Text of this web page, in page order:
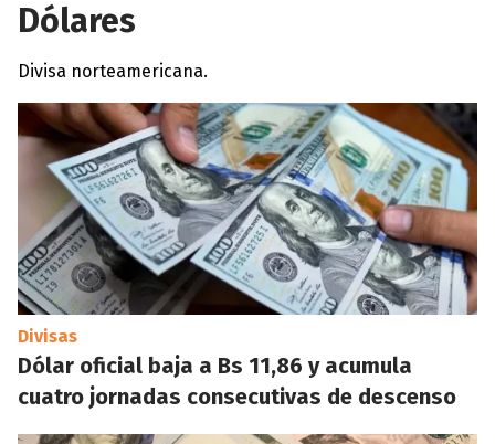
Dólares
Divisa norteamericana.
Divisas
Dólar oficial baja a Bs 11,86 y acumula
cuatro jornadas consecutivas de descenso